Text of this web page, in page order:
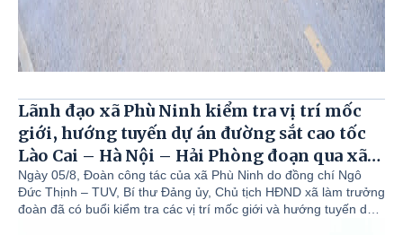
Lãnh đạo xã Phù Ninh kiểm tra vị trí mốc
giới, hướng tuyến dự án đường sắt cao tốc
Lào Cai – Hà Nội – Hải Phòng đoạn qua xã
Phù Ninh.
Ngày 05/8, Đoàn công tác của xã Phù Ninh do đồng chí Ngô
Đức Thịnh – TUV, Bí thư Đảng ủy, Chủ tịch HĐND xã làm trưởng
đoàn đã có buổi kiểm tra các vị trí mốc giới và hướng tuyến dự